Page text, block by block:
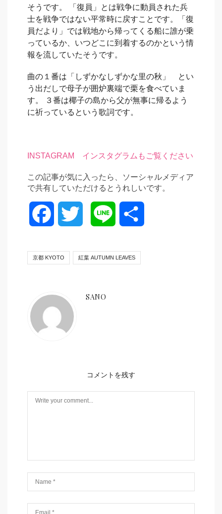
そうです。 「復員」とは戦争に動員された兵
士を戦争ではない平常時に戻すことです。「復
員だより」では戦地から帰ってくる船に誰が乗
っているか、いつどこに到着するのかという情
報を流していたそうです。
曲の１番は「しずかなしずかな里の秋」 とい
う出だしで母子が囲炉裏端で栗を食べていま
す。 ３番は椰子の島から父が無事に帰るよう
に祈っているという歌詞です。
INSTAGRAM インスタグラムもご覧ください
この記事が気に入ったら、ソーシャルメディア
で共有していただけるとうれしいです。
Facebook Twitter Line
京都 KYOTO 紅葉 AUTUMN LEAVES
SANO
コメントを残す